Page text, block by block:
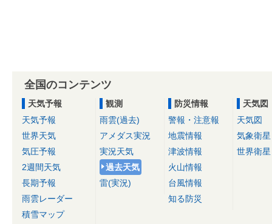
全国のコンテンツ
天気予報
天気予報
世界天気
気圧予報
2週間天気
長期予報
雨雲レーダー
積雪マップ
観測
雨雲(過去)
アメダス実況
実況天気
過去天気
雷(実況)
防災情報
警報・注意報
地震情報
津波情報
火山情報
台風情報
知る防災
天気図
天気図
気象衛星
世界衛星